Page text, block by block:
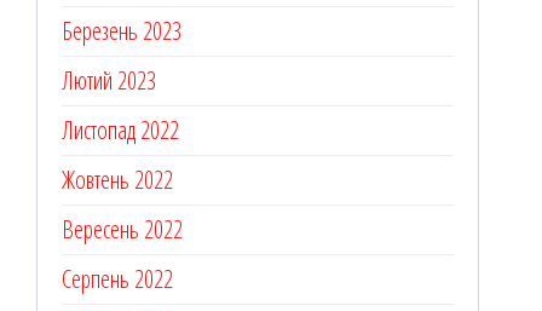
Березень 2023
Лютий 2023
Листопад 2022
Жовтень 2022
Вересень 2022
Серпень 2022